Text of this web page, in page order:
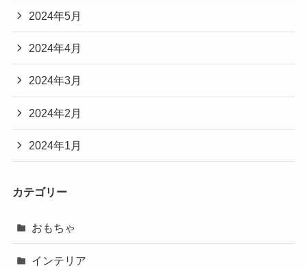
2024年5月
2024年4月
2024年3月
2024年2月
2024年1月
カテゴリー
おもちゃ
インテリア